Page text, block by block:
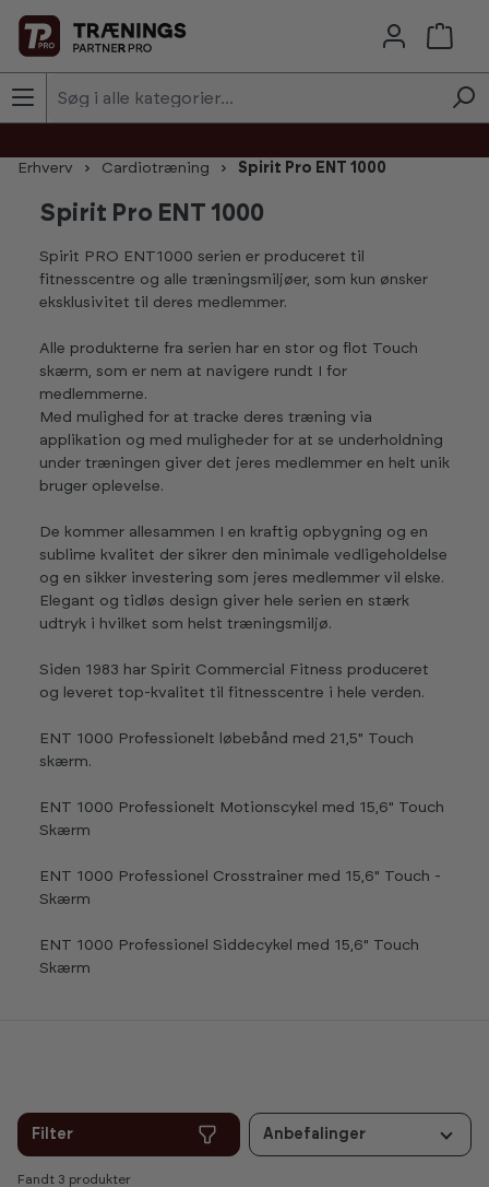
Skip to main content
Erhverv Cardiotræning Spirit Pro ENT 1000
Spirit Pro ENT 1000
Spirit PRO ENT1000 serien er produceret til
fitnesscentre og alle træningsmiljøer, som kun ønsker
eksklusivitet til deres medlemmer.
Alle produkterne fra serien har en stor og flot Touch
skærm, som er nem at navigere rundt I for
medlemmerne.
Med mulighed for at tracke deres træning via
applikation og med muligheder for at se underholdning
under træningen giver det jeres medlemmer en helt unik
bruger oplevelse.
De kommer allesammen I en kraftig opbygning og en
sublime kvalitet der sikrer den minimale vedligeholdelse
og en sikker investering som jeres medlemmer vil elske.
Elegant og tidløs design giver hele serien en stærk
udtryk i hvilket som helst træningsmiljø.
Siden 1983 har Spirit Commercial Fitness produceret
og leveret top-kvalitet til fitnesscentre i hele verden.
ENT 1000 Professionelt løbebånd med 21,5" Touch
skærm.
ENT 1000 Professionelt Motionscykel med 15,6" Touch
Skærm
ENT 1000 Professionel Crosstrainer med 15,6" Touch -
Skærm
ENT 1000 Professionel Siddecykel med 15,6" Touch
Skærm
Filter Anbefalinger
Fandt 3 produkter